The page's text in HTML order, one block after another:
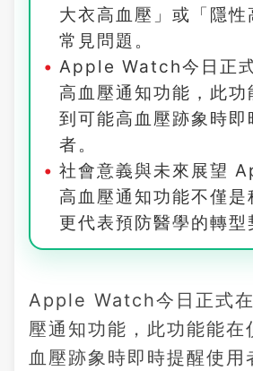
大衣高血壓」或「隱性
常見問題。
Apple Watch今日正
高血壓通知功能，此功
到可能高血壓跡象時即
者。
社會意義與未來展望
高血壓通知功能不僅是
更代表預防醫學的轉型
Apple Watch今日正式在
壓通知功能，此功能能在
血壓跡象時即時提醒使用